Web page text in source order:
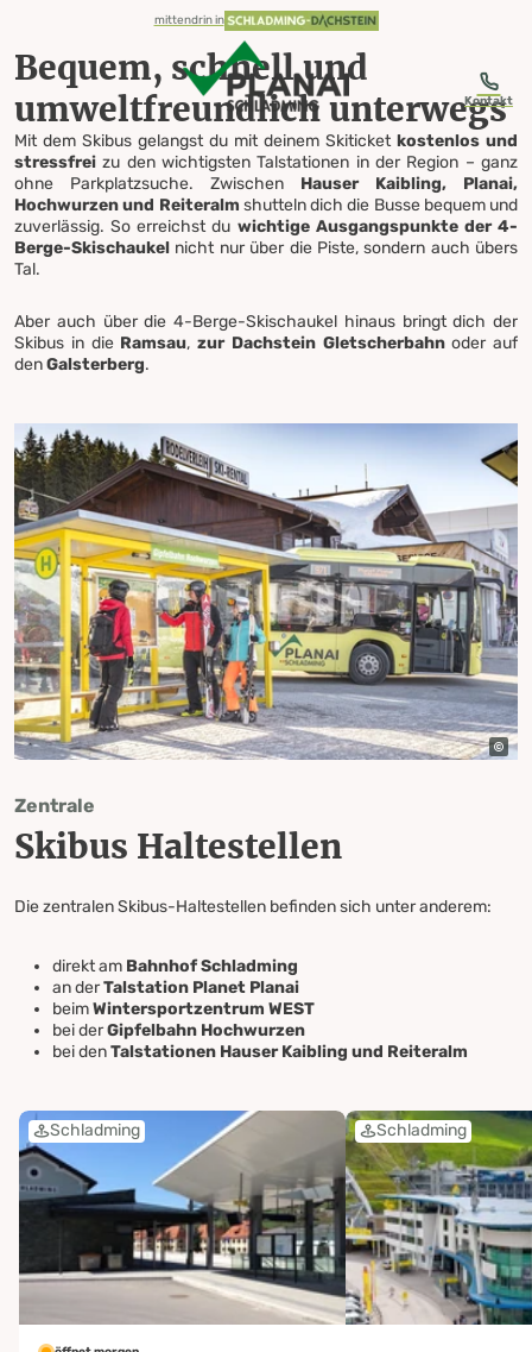
Zum Inhalt springen
Zum Inhaltsverzeichnis springen
Zur Navigation springen
Bequem, schnell und umweltfreundlich unterwegs
mittendrin in
Kontakt
Skibus
von A nach B
Bequem, schnell und
umweltfreundlich unterwegs
Mit dem Skibus gelangst du mit deinem Skiticket kostenlos und
stressfreizu den wichtigsten Talstationen in der Region – ganz
ohne Parkplatzsuche. Zwischen Hauser Kaibling, Planai,
Hochwurzen und Reiteralm shutteln dich die Busse bequem und
zuverlässig. So erreichst du wichtige Ausgangspunkte der 4-
Berge-Skischaukel nicht nur über die Piste, sondern auch übers
Tal.
Aber auch über die 4-Berge-Skischaukel hinaus bringt dich der
Skibus in die Ramsau, zur Dachstein Gletscherbahnoder auf
denGalsterberg.
Zentrale
Skibus Haltestellen
Die zentralen Skibus-Haltestellen befinden sich unter anderem:
direkt am Bahnhof Schladming
an derTalstation Planet Planai
beimWintersportzentrum WEST
bei derGipfelbahn Hochwurzen
bei denTalstationen Hauser Kaibling und Reiteralm
Schladming Schladming